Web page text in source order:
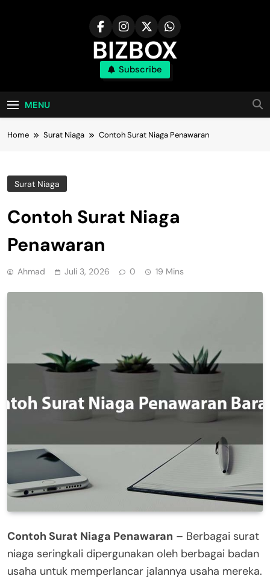
BIZBOX
Bizbox – Media Informasi Terkini
Subscribe
MENU
Home Surat Niaga Contoh Surat Niaga Penawaran
Surat Niaga
Contoh Surat Niaga
Penawaran
Ahmad Juli 3, 2026 0 19 Mins
Contoh Surat Niaga Penawaran – Berbagai surat
niaga seringkali dipergunakan oleh berbagai badan
usaha untuk memperlancar jalannya usaha mereka.